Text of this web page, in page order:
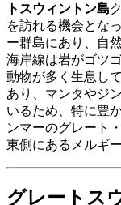
トスウィントン島
を訪れる機会とな
ー群島にあり、自
海岸線は岩がゴツ
動物が多く生息し
あり、マンタやジ
いるため、特に豊
ンマーのグレート
東側にあるメルギ
グレートス